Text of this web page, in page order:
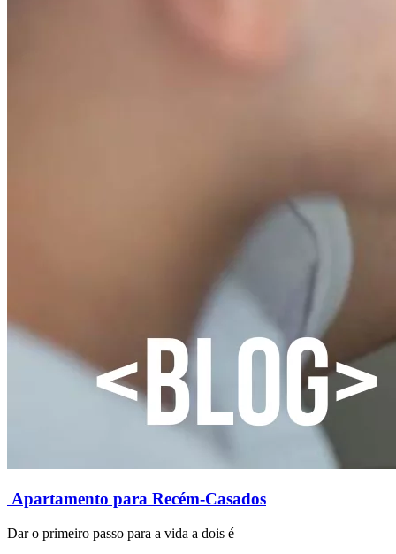
Apartamento para Recém-Casados
Dar o primeiro passo para a vida a dois é